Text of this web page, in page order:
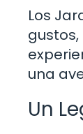
Los
una
Un